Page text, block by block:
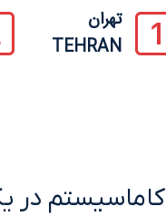
تهران
TEHRAN
کاماسیستم در